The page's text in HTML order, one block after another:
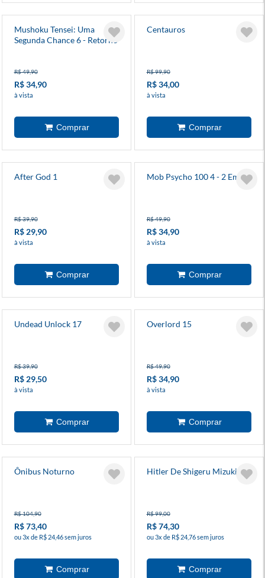
Mushoku Tensei: Uma
Segunda Chance 6 - Retorno
R$ 49,90
R$ 34,90
à vista
Centauros
R$ 99,90
R$ 34,00
à vista
After God 1
R$ 39,90
R$ 29,90
à vista
Mob Psycho 100 4 - 2 Em 1
R$ 49,90
R$ 34,90
à vista
Undead Unlock 17
R$ 39,90
R$ 29,50
à vista
Overlord 15
R$ 49,90
R$ 34,90
à vista
Ônibus Noturno
R$ 104,90
R$ 73,40
ou 3x de R$ 24,46 sem juros
Hitler De Shigeru Mizuki
R$ 99,00
R$ 74,30
ou 3x de R$ 24,76 sem juros